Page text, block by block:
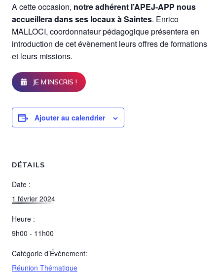
A cette occasion, notre adhérent l’APEJ-APP nous
accueillera dans ses locaux à Saintes. Enrico
MALLOCI, coordonnateur pédagogique présentera en
introduction de cet évènement leurs offres de formations
et leurs missions.
JE M’INSCRIS !
Ajouter au calendrier
DÉTAILS
Date :
1 février 2024
Heure :
9h00 - 11h00
Catégorie d’Évènement:
Réunion Thématique